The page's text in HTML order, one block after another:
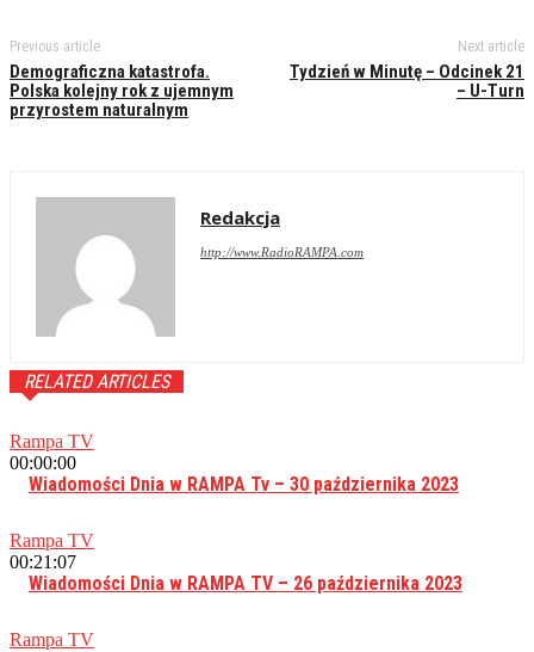
Previous article
Demograficzna katastrofa.
Polska kolejny rok z ujemnym
przyrostem naturalnym
Next article
Tydzień w Minutę – Odcinek 21
– U-Turn
Redakcja
http://www.RadioRAMPA.com
RELATED ARTICLES
Rampa TV
00:00:00
Wiadomości Dnia w RAMPA Tv – 30 października 2023
Rampa TV
00:21:07
Wiadomości Dnia w RAMPA TV – 26 października 2023
Rampa TV